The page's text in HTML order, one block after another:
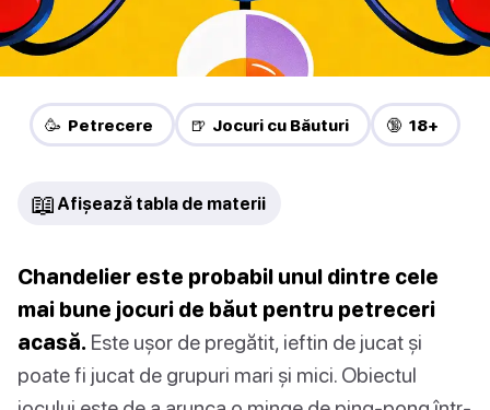
🥳 Petrecere 🍺 Jocuri cu Băuturi 🔞 18+
📖 Afișează tabla de materii
Chandelier este probabil unul dintre cele
mai bune jocuri de băut pentru petreceri
acasă. Este ușor de pregătit, ieftin de jucat și
poate fi jucat de grupuri mari și mici. Obiectul